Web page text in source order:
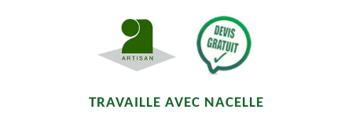
TRAVAILLE AVEC NACELLE